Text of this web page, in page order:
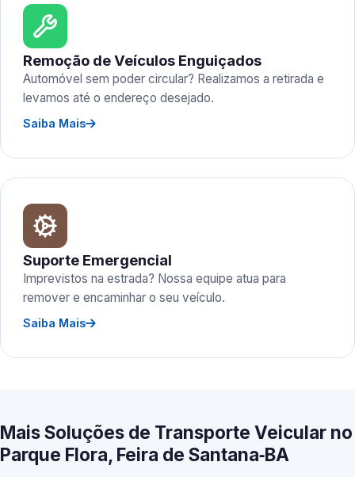
Remoção de Veículos Enguiçados
Automóvel sem poder circular? Realizamos a retirada e
levamos até o endereço desejado.
Saiba Mais
Suporte Emergencial
Imprevistos na estrada? Nossa equipe atua para
remover e encaminhar o seu veículo.
Saiba Mais
Mais Soluções de Transporte Veicular no
Parque Flora, Feira de Santana‑BA